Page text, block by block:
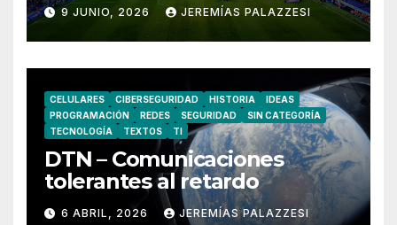
9 JUNIO, 2026 JEREMÍAS PALAZZESI
CELULARES CIBERSEGURIDAD HISTORIA
IDEAS
PROGRAMACIÓN
REDES SEGURIDAD
SIN CATEGORÍA
TECNOLOGÍA
TEXTOS TI
DTN – Comunicaciones
tolerantes al retardo
6 ABRIL, 2026 JEREMÍAS PALAZZESI